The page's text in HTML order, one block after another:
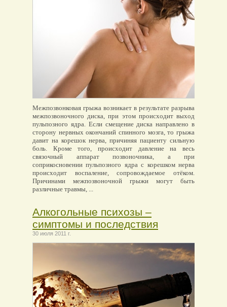
Межпозвонковая грыжа возникает в результате разрыва
межпозвоночного диска, при этом происходит выход
пульпозного ядра. Если смещение диска направлено в
сторону нервных окончаний спинного мозга, то грыжа
давит на корешок нерва, причиняя пациенту сильную
боль. Кроме того, происходит давление на весь
связочный аппарат позвоночника, а при
соприкосновении пульпозного ядра с корешком нерва
происходит воспаление, сопровождаемое отёком.
Причинами межпозвоночной грыжи могут быть
различные травмы, ...
Алкогольные психозы –
симптомы и последствия
30 июля 2011 г.